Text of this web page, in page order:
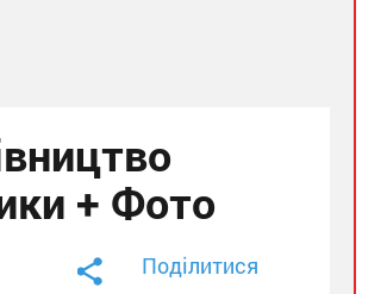
+ Фото
Поділитися